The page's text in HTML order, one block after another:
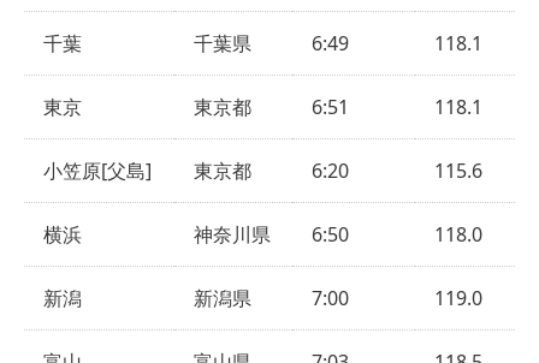
千葉 千葉県 6:49 118.1
東京 東京都 6:51 118.1
小笠原[父島] 東京都 6:20 115.6
横浜 神奈川県 6:50 118.0
新潟 新潟県 7:00 119.0